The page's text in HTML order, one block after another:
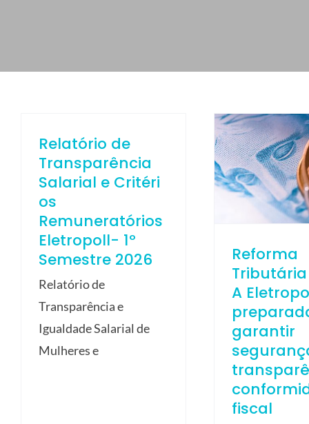
ESPAÑOL
Relatório de
Transparência
Salarial e Critéri
os
Remuneratórios
Eletropoll- 1º
Semestre 2026
Relatório de
Transparência e
Igualdade Salarial de
Mulheres e
Reforma
A
garantir
fiscal